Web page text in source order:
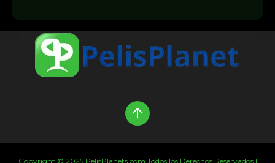
Copyright © 2025 PelisPlanets.com Todos los Derechos Reservados |